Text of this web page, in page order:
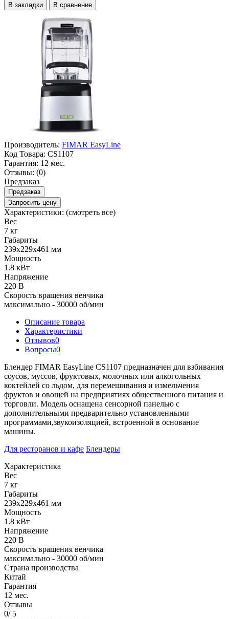
В закладки В сравнение
Производитель: FIMAR EasyLine
Код Товара: CS1107
Гарантия: 12 мес.
Отзывы: (0)
Предзаказ
Предзаказ
Запросить цену
Характеристики: (смотреть все)
Вес
7 кг
Габариты
239х229х461 мм
Мощность
1.8 кВт
Напряжение
220 В
Скорость вращения венчика
максимально - 30000 об/мин
Описание товара
Характеристики
Отзывов0
Вопросы0
Блендер FIMAR EasyLine CS1107 предназначен для взбивания
соусов, муссов, фруктовых, молочных или алкогольных
коктейлей со льдом, для перемешивания и измельчения
фруктов и овощей на предприятиях общественного питания и
торговли. Модель оснащена сенсорной панелью с
дополнительными предварительно установленными
программами,звукоизоляцией, встроенной в основание
машины.
Для ресторанов и кафе Блендеры
Характеристика
Вес
7 кг
Габариты
239х229х461 мм
Мощность
1.8 кВт
Напряжение
220 В
Скорость вращения венчика
максимально - 30000 об/мин
Страна производства
Китай
Гарантия
12 мес.
Отзывы
0/ 5